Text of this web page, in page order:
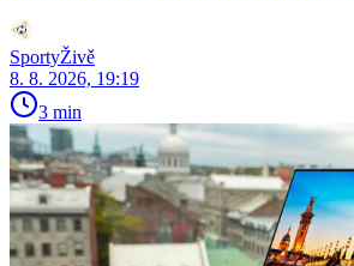
SportyŽivě
8. 8. 2026, 19:19
3 min